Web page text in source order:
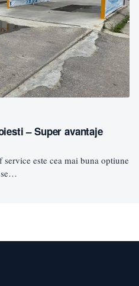
– Super avantaje
este cea mai buna optiune
se…